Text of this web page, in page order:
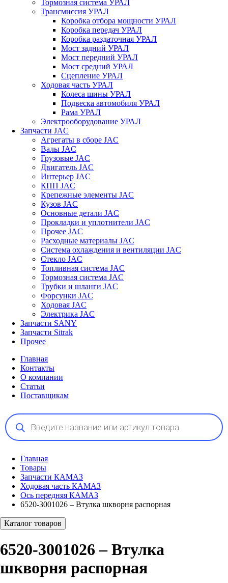
Тормозная система УРАЛ
Трансмиссия УРАЛ
Коробка отбора мощности УРАЛ
Коробка передач УРАЛ
Коробка раздаточная УРАЛ
Мост задний УРАЛ
Мост передний УРАЛ
Мост средний УРАЛ
Сцепление УРАЛ
Ходовая часть УРАЛ
Колеса шины УРАЛ
Подвеска автомобиля УРАЛ
Рама УРАЛ
Электрооборудование УРАЛ
Запчасти JAC
Агрегаты в сборе JAC
Валы JAC
Грузовые JAC
Двигатель JAC
Интерьер JAC
КПП JAC
Крепежные элементы JAC
Кузов JAC
Основные детали JAC
Прокладки и уплотнители JAC
Прочее JAC
Расходные материалы JAC
Система охлаждения и вентиляции JAC
Стекло JAC
Топливная система JAC
Тормозная система JAC
Трубки и шланги JAC
Форсунки JAC
Ходовая JAC
Электрика JAC
Запчасти SANY
Запчасти Sitrak
Прочее
Главная
Контакты
О компании
Статьи
Поставщикам
Поиск
товаров
Главная
Товары
Запчасти КАМАЗ
Ходовая часть КАМАЗ
Ось передняя КАМАЗ
6520-3001026 – Втулка шкворня распорная
Каталог товаров
6520-3001026 – Втулка
шкворня распорная